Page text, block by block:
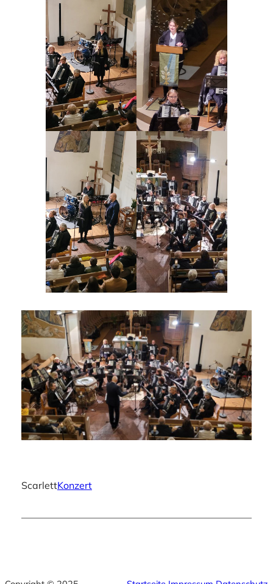
ScarlettKonzert